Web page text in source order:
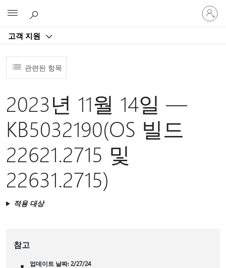
고객 지원
귀
하
계
관련된 항목
2023년 11월 14일 —
KB5032190(OS 빌드
22621.2715 및
22631.2715)
적용 대상
참고
업데이트 날짜: 2/27/24